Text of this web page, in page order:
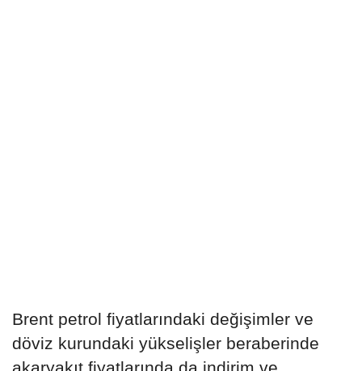
Brent petrol fiyatlarındaki değişimler ve
döviz kurundaki yükselişler beraberinde